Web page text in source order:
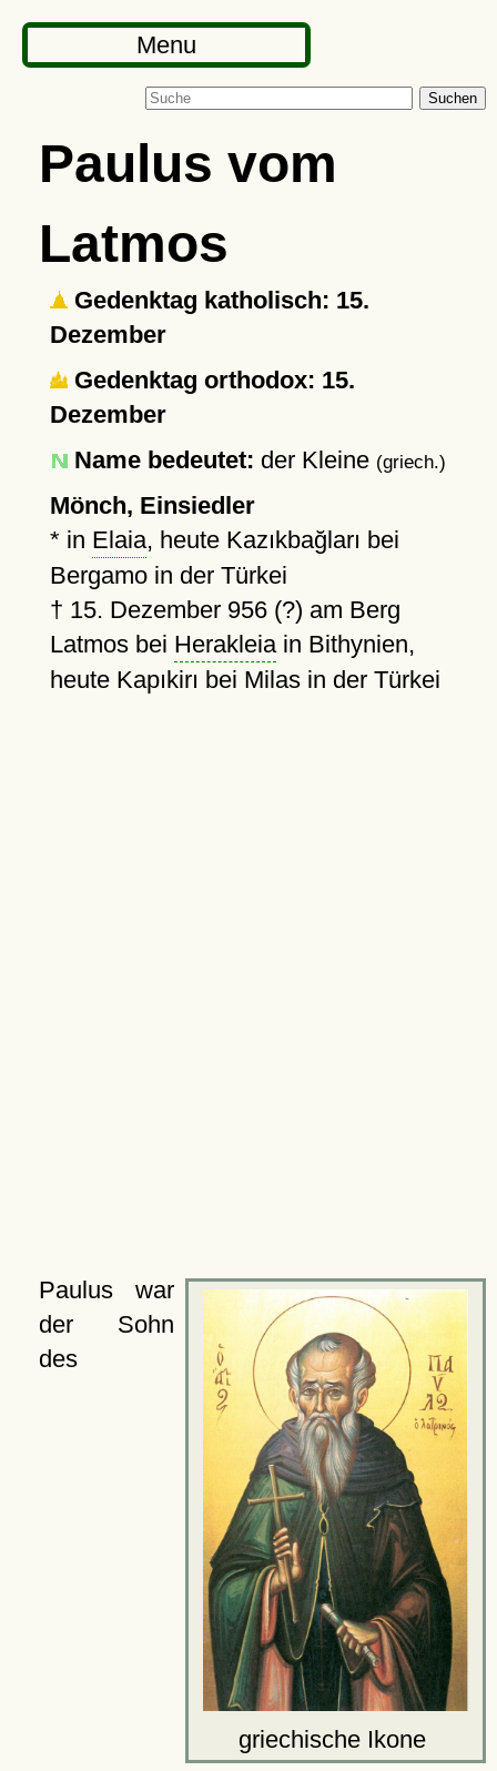
Menu
Suchen
Paulus vom
Latmos
Gedenktag katholisch: 15.
Dezember
Gedenktag orthodox: 15.
Dezember
Name bedeutet: der Kleine (griech.)
Mönch, Einsiedler
* in Elaia, heute Kazıkbağları bei
Bergamo in der Türkei
† 15. Dezember 956 (?) am Berg
Latmos bei Herakleiain Bithynien,
heute Kapıkirı bei Milas in der Türkei
griechische Ikone
Paulus war
der Sohn
des